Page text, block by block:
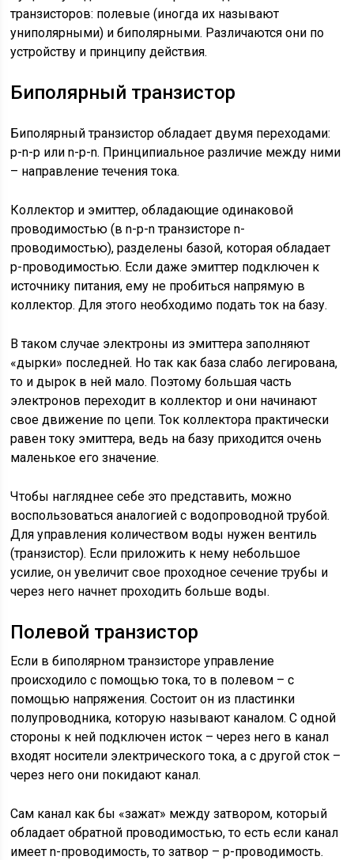
транзисторов: полевые (иногда их называют
униполярными) и биполярными. Различаются они по
устройству и принципу действия.
Биполярный транзистор
Биполярный транзистор обладает двумя переходами:
p-n-p или n-p-n. Принципиальное различие между ними
– направление течения тока.
Коллектор и эмиттер, обладающие одинаковой
проводимостью (в n-p-n транзисторе n-
проводимостью), разделены базой, которая обладает
p-проводимостью. Если даже эмиттер подключен к
источнику питания, ему не пробиться напрямую в
коллектор. Для этого необходимо подать ток на базу.
В таком случае электроны из эмиттера заполняют
«дырки» последней. Но так как база слабо легирована,
то и дырок в ней мало. Поэтому большая часть
электронов переходит в коллектор и они начинают
свое движение по цепи. Ток коллектора практически
равен току эмиттера, ведь на базу приходится очень
маленькое его значение.
Чтобы нагляднее себе это представить, можно
воспользоваться аналогией с водопроводной трубой.
Для управления количеством воды нужен вентиль
(транзистор). Если приложить к нему небольшое
усилие, он увеличит свое проходное сечение трубы и
через него начнет проходить больше воды.
Полевой транзистор
Если в биполярном транзисторе управление
происходило с помощью тока, то в полевом – с
помощью напряжения. Состоит он из пластинки
полупроводника, которую называют каналом. С одной
стороны к ней подключен исток – через него в канал
входят носители электрического тока, а с другой сток –
через него они покидают канал.
Сам канал как бы «зажат» между затвором, который
обладает обратной проводимостью, то есть если канал
имеет n-проводимость, то затвор – p-проводимость.